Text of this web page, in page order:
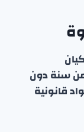
سنة دون
قانونية